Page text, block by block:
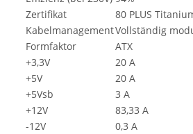
Zertifikat
80 PLUS
KabelmanagementVollständig
Formfaktor
ATX
+3,3V
20 A
+5V
20 A
+5Vsb
3 A
+12V
83,33 A
-12V
0,3 A